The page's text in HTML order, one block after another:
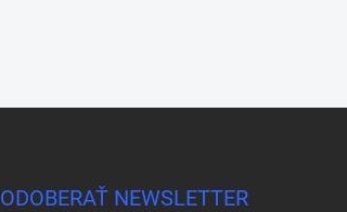
ODOBERAŤ NEWSLETTER